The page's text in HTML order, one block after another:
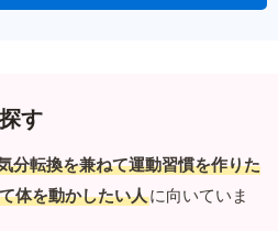
す
分転換を兼ねて運動習慣を作りた
体を動かしたい人に向いていま